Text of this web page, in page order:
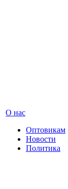
О нас
Оптовикам
Новости
Политика